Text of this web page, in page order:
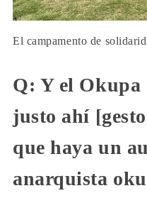
El campamento de
Q: Y el Okupa
justo ahí
que haya un
anarquista